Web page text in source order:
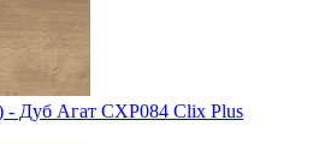
Дуб Агат CXP084 Clix Plus